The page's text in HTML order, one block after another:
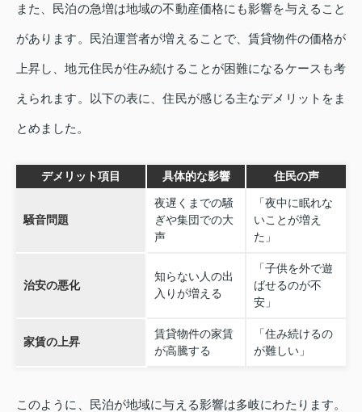
また、民泊の急増は地域の不動産価格にも影響を与えること
があります。民泊運営者が増えることで、賃貸物件の価格が
上昇し、地元住民が住み続けることが困難になるケースも考
えられます。以下の表に、住民が感じる主なデメリットをま
とめました。
デメリット項目 具体的な影響 住民の声
騒音問題
夜遅くまでの騒
ぎや集団での大
声
「夜中に眠れな
いことが増え
た」
治安の悪化
知らない人の出
入りが増える
「子供を外で遊
ばせるのが不
安」
家賃の上昇
賃貸物件の家賃
が高騰する
「住み続けるの
が難しい」
このように、民泊が地域に与える影響は多岐にわたります。